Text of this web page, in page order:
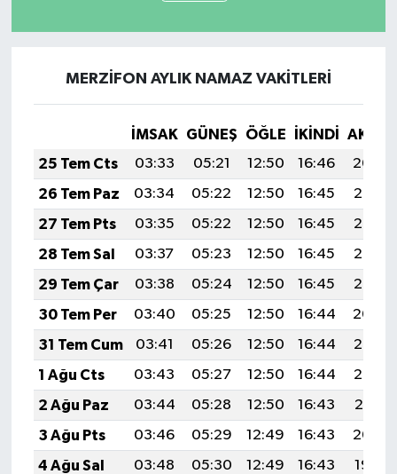
MERZİFON AYLIK NAMAZ VAKITLERI
İMSAK GÜNEŞ ÖĞLE İKINDI
25 Tem Cts
03:33 05:21 12:50 16:46
20:09
26 Tem Paz
03:34 05:22 12:50 16:45
20:08
27 Tem Pts
03:35 05:22 12:50 16:45
20:07
28 Tem Sal
03:37 05:23 12:50 16:45
20:06
29 Tem Çar
03:38 05:24 12:50 16:45
20:05
30 Tem Per
03:40 05:25 12:50 16:44
20:04
31 Tem Cum
03:41 05:26 12:50 16:44
20:03
1 Ağu Cts
03:43 05:27 12:50 16:44
20:02
2 Ağu Paz
03:44 05:28 12:50 16:43
20:01
3 Ağu Pts
03:46 05:29 12:49 16:43
20:00
4 Ağu Sal
03:48 05:30 12:49 16:43
19:59
SPOR
TİCARET
YAŞAM